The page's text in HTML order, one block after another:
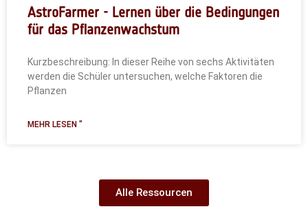
AstroFarmer - Lernen über die Bedingungen
für das Pflanzenwachstum
Kurzbeschreibung: In dieser Reihe von sechs Aktivitäten
werden die Schüler untersuchen, welche Faktoren die
Pflanzen
MEHR LESEN "
Alle Ressourcen